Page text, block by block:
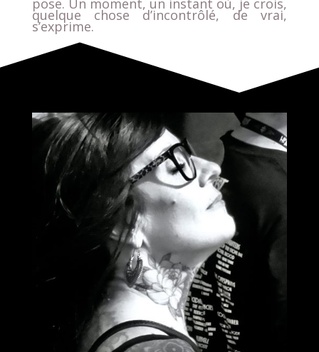
pose. Un moment, un instant où, je crois,
quelque chose d’incontrôlé, de vrai,
s’exprime.